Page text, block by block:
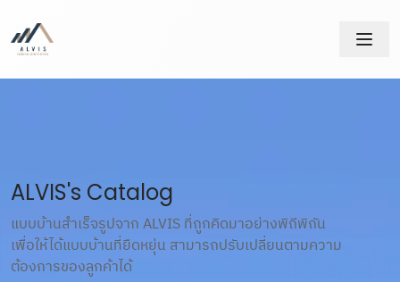
ALVIS's Catalog
แบบบ้านสำเร็จรูปจาก ALVIS ที่ถูกคิดมาอย่างพิถีพิถัน
เพื่อให้ได้แบบบ้านที่ยืดหยุ่น สามารถปรับเปลี่ยนตามความ
ต้องการของลูกค้าได้